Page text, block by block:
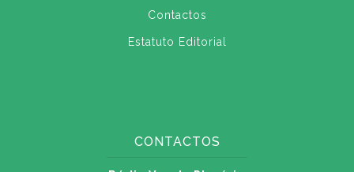
Contactos
Estatuto Editorial
CONTACTOS